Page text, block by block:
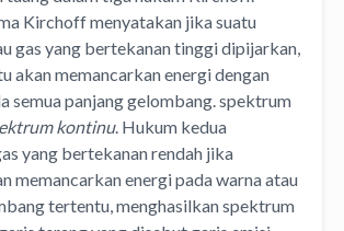
Kirchoff menyatakan jika suatu
gas yang bertekanan tinggi dipijarkan,
akan memancarkan energi dengan
semua panjang gelombang. spektrum
kontinu. Hukum kedua
yang bertekanan rendah jika
memancarkan energi pada warna atau
tertentu, menghasilkan spektrum